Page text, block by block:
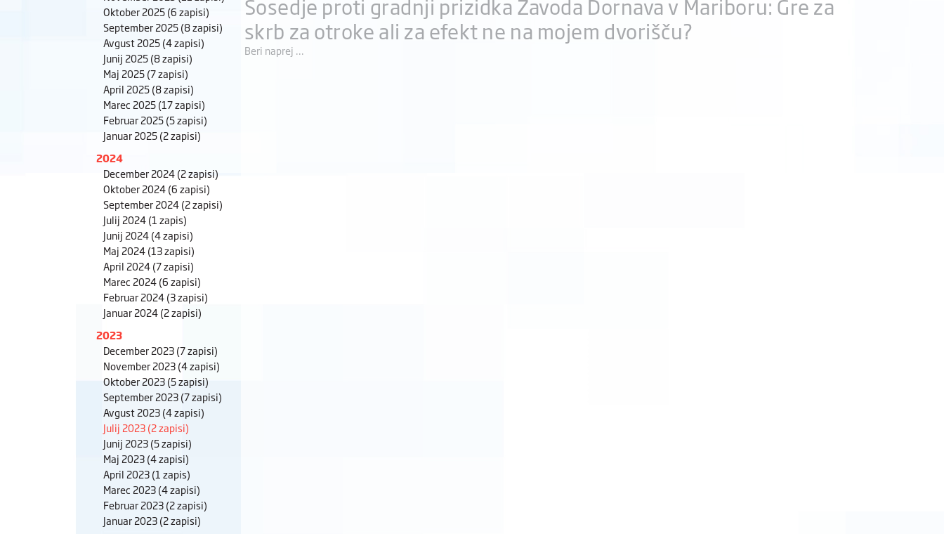
Oktober 2025(6 zapisi)
September 2025(8 zapisi)
Avgust 2025(4 zapisi)
Junij 2025(8 zapisi)
Maj 2025(7 zapisi)
April 2025(8 zapisi)
Marec 2025(17 zapisi)
Februar 2025(5 zapisi)
Januar 2025(2 zapisi)
2024
December 2024(2 zapisi)
Oktober 2024(6 zapisi)
September 2024(2 zapisi)
Julij 2024(1 zapis)
Junij 2024(4 zapisi)
Maj 2024(13 zapisi)
April 2024(7 zapisi)
Marec 2024(6 zapisi)
Februar 2024(3 zapisi)
Januar 2024(2 zapisi)
2023
December 2023(7 zapisi)
November 2023(4 zapisi)
Oktober 2023(5 zapisi)
September 2023(7 zapisi)
Avgust 2023(4 zapisi)
Julij 2023(2 zapisi)
Junij 2023(5 zapisi)
Maj 2023(4 zapisi)
April 2023(1 zapis)
Marec 2023(4 zapisi)
Februar 2023(2 zapisi)
Januar 2023(2 zapisi)
Sosedje proti gradnji prizidka Zavoda Dornava v Mariboru: Gre za
skrb za otroke ali za efekt ne na mojem dvorišču?
Beri naprej ...